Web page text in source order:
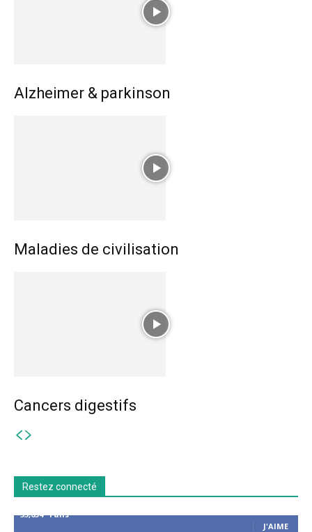
Alzheimer & parkinson
Maladies de civilisation
Cancers digestifs
Restez connecté
53,654
Fans
J'AIME